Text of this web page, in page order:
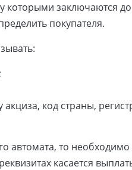
заключаются
покупателя.
код страны,
автомата, то
касается